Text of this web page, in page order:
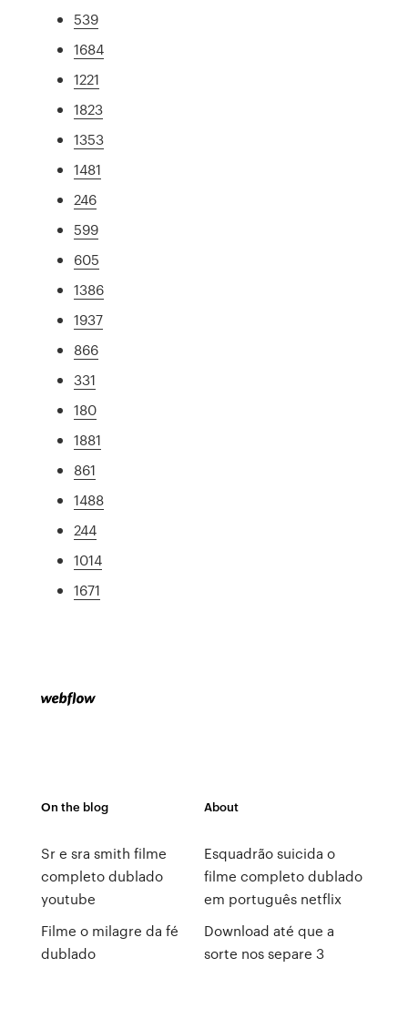
539
1684
1221
1823
1353
1481
246
599
605
1386
1937
866
331
180
1881
861
1488
244
1014
1671
On the blog
Sr e sra smith filme
completo dublado
youtube
Filme o milagre da fé
dublado
About
Esquadrão suicida o
filme completo dublado
em português netflix
Download até que a
sorte nos separe 3